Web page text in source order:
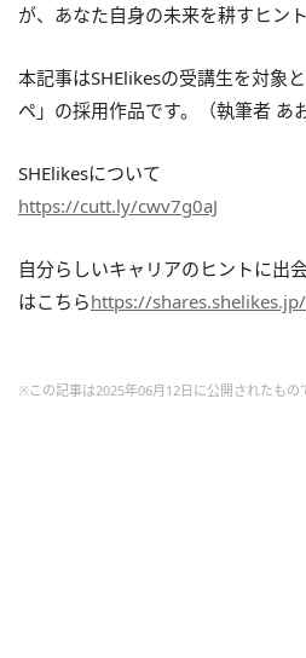
が、あなた自身の未来を耕すヒン
本記事はSHElikesの受講生を対象
ペ」の採用作品です。（執筆者 あ
SHElikesについて
https://cutt.ly/cwv7g0aJ
自分らしいキャリアのヒントに出
はこちらhttps://shares.shelikes.jp/
※この記事は2025年06月12日に公開されたもの